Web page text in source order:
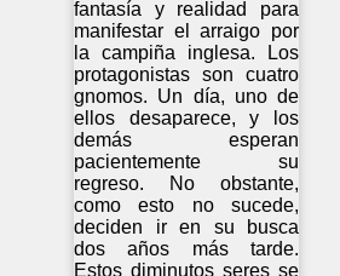
fantasía y realidad para
manifestar el arraigo por
la campiña inglesa. Los
protagonistas son cuatro
gnomos. Un día, uno de
ellos desaparece, y los
demás esperan
pacientemente su
regreso. No obstante,
como esto no sucede,
deciden ir en su busca
dos años más tarde.
Estos diminutos seres se